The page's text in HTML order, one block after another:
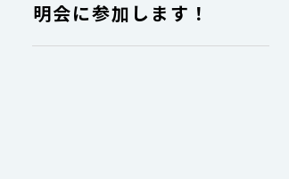
明会に参加します！